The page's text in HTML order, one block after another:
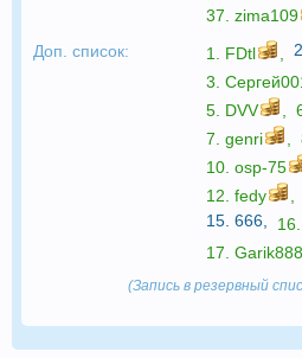
37. zima109
Доп. список:
1. FDtl 2.
3.
5. DVV
7. genri
10. osp-75
12. fedy
15. 666 16.
17. Garik888
(Запись в резервный